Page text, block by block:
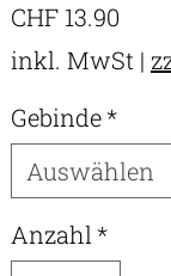
CHF 13.90
inkl. MwSt |
Gebinde*
Auswählen
Anzahl *